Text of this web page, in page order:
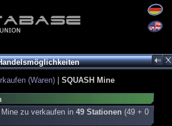
(Waren) SQUASH Mine
zu verkaufen in 49 Stationen (49 + 0